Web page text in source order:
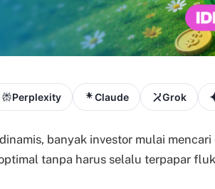
Perplexity Claude Grok
banyak investor mulai
tanpa harus selalu terpapar